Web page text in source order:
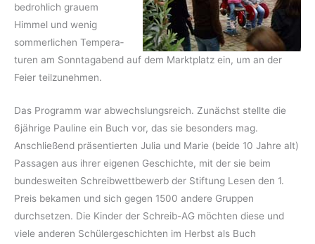
bedrohlich grauem
Himmel und wenig
sommerlichen Tempera­
turen am Sonntag­abend auf dem Marktplatz ein, um an der
Feier teilzunehmen.
Das Programm war abwechslungsreich. Zunächst stellte die
6jährige Pauline ein Buch vor, das sie besonders mag.
Anschließend präsentierten Julia und Marie (beide 10 Jahre alt)
Passagen aus ihrer eigenen Geschichte, mit der sie beim
bundesweiten Schreib­wett­bewerb der Stiftung Lesen den 1.
Preis bekamen und sich gegen 1500 andere Gruppen
durchsetzen. Die Kinder der Schreib-AG möchten diese und
viele anderen Schüler­geschichten im Herbst als Buch